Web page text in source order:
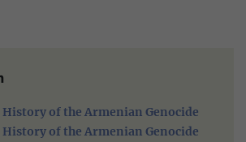
of the Armenian Genocide
of the Armenian Genocide